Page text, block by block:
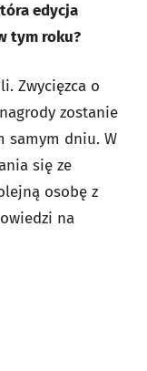
edycja
tym roku?
Zwycięzca o
zostanie
samym dniu. W
się ze
osobę z
na